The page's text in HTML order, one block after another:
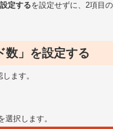
定するを設定せずに、2項目
数」を設定する
ます。
選択します。